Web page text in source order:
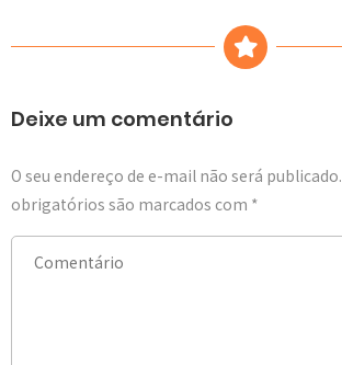
Deixe um comentário
O seu endereço de e-mail não será publicado.
obrigatórios são marcados com *